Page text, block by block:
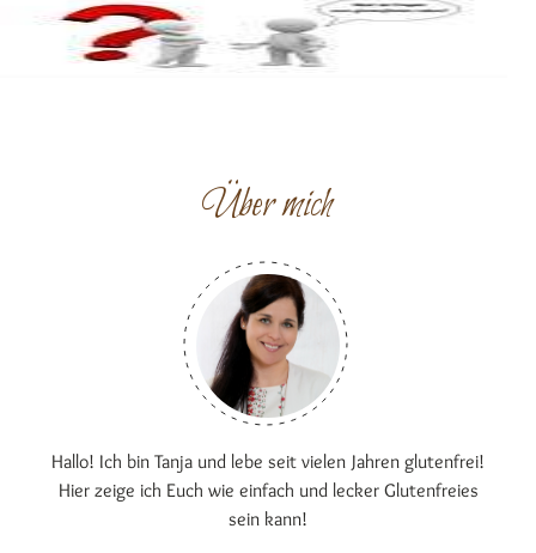
Über mich
Hallo! Ich bin Tanja und lebe seit vielen Jahren glutenfrei!
Hier zeige ich Euch wie einfach und lecker Glutenfreies
sein kann!